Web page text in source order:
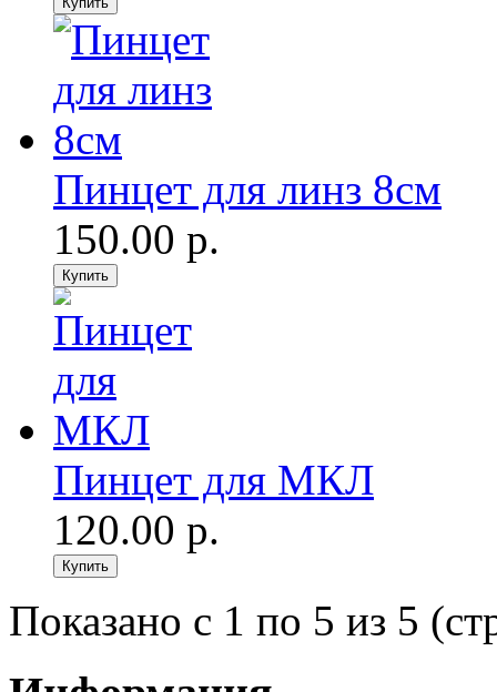
Пинцет для линз 8см
150.00 р.
Пинцет для МКЛ
120.00 р.
Показано с 1 по 5 из 5